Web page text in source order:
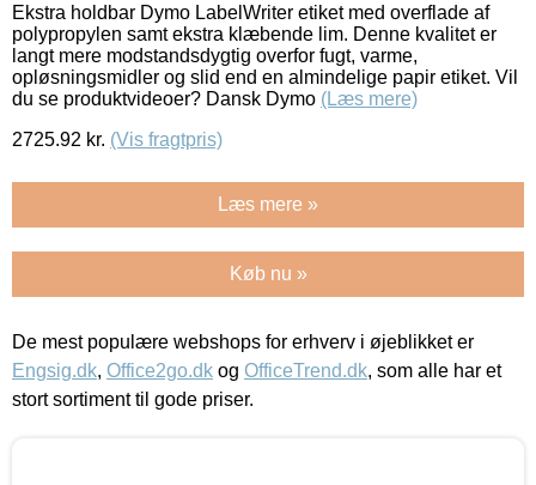
Ekstra holdbar Dymo LabelWriter etiket med overflade af
polypropylen samt ekstra klæbende lim. Denne kvalitet er
langt mere modstandsdygtig overfor fugt, varme,
opløsningsmidler og slid end en almindelige papir etiket. Vil
du se produktvideoer? Dansk Dymo (Læs mere)
2725.92 kr. (Vis fragtpris)
Læs mere »
Køb nu »
De mest populære webshops for erhverv i øjeblikket er
Engsig.dk, Office2go.dk og OfficeTrend.dk, som alle har et
stort sortiment til gode priser.